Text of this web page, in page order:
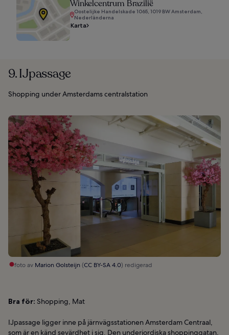
Winkelcentrum Brazilië
Oostelijke Handelskade 1065, 1019 BW Amsterdam,
Nederländerna
Karta
9. IJpassage
Shopping under Amsterdams centralstation
foto av Marion Golsteijn(CC BY-SA 4.0) redigerad
Bra för: Shopping, Mat
IJpassage ligger inne på järnvägsstationen Amsterdam Centraal,
som är en känd sevärdhet i sig. Den underjordiska shoppinggatan,